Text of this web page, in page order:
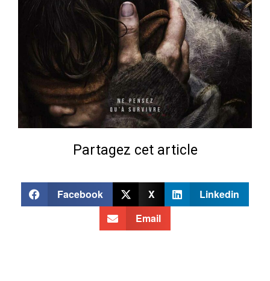
Partagez cet article
Facebook X
Linkedin
Email